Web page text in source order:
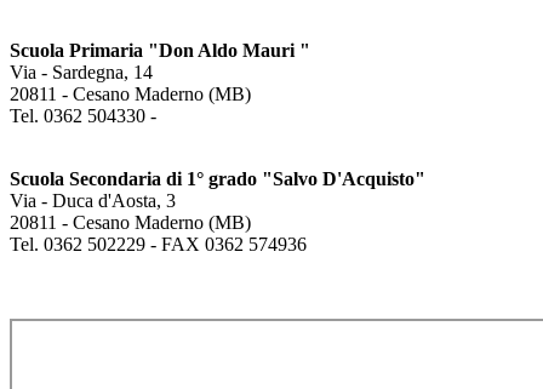
Scuola Primaria "Don Aldo Mauri "
Via - Sardegna, 14
20811 - Cesano Maderno (MB)
Tel. 0362 504330 -
Scuola Secondaria di 1° grado "Salvo D'Acquisto"
Via - Duca d'Aosta, 3
20811 - Cesano Maderno (MB)
Tel. 0362 502229 - FAX 0362 574936